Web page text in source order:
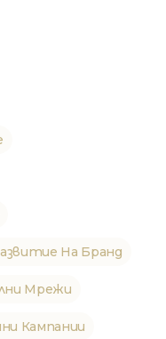
На Бранд
Мрежи
Кампании